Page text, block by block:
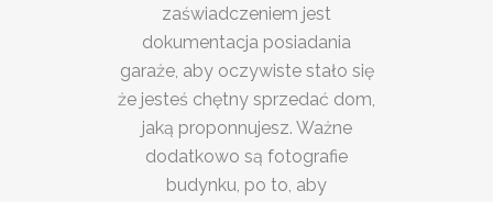
zaświadczeniem jest
dokumentacja posiadania
garaże, aby oczywiste stało się
że jesteś chętny sprzedać dom,
jaką proponnujesz. Ważne
dodatkowo są fotografie
budynku, po to, aby